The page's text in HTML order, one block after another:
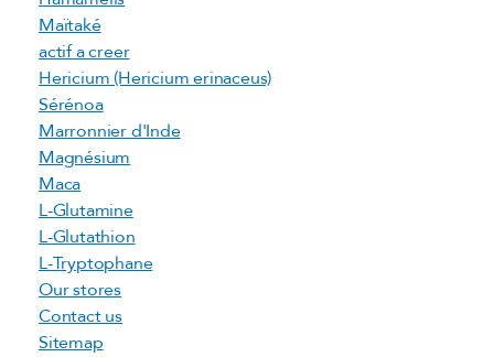
Maïtaké
actif a creer
Hericium (Hericium erinaceus)
Sérénoa
Marronnier d'Inde
Magnésium
Maca
L-Glutamine
L-Glutathion
L-Tryptophane
Our stores
Contact us
Sitemap